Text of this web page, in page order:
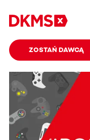
ZOSTAŃ DAWCĄ